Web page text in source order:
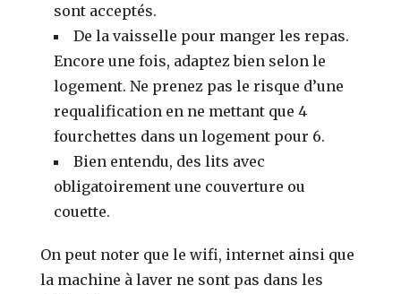
sont acceptés.
De la vaisselle pour manger les repas.
Encore une fois, adaptez bien selon le
logement. Ne prenez pas le risque d’une
requalification en ne mettant que 4
fourchettes dans un logement pour 6.
Bien entendu, des lits avec
obligatoirement une couverture ou
couette.
On peut noter que le wifi, internet ainsi que
la machine à laver ne sont pas dans les